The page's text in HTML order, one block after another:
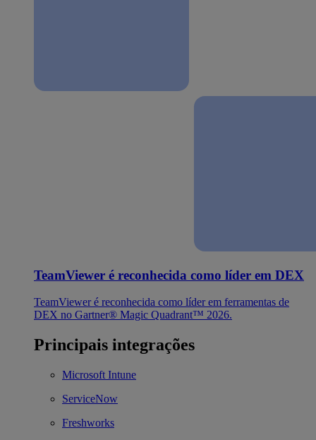
TeamViewer é reconhecida como líder em DEX
TeamViewer é reconhecida como líder em ferramentas de
DEX no Gartner® Magic Quadrant™ 2026.
Principais integrações
Microsoft Intune
ServiceNow
Freshworks